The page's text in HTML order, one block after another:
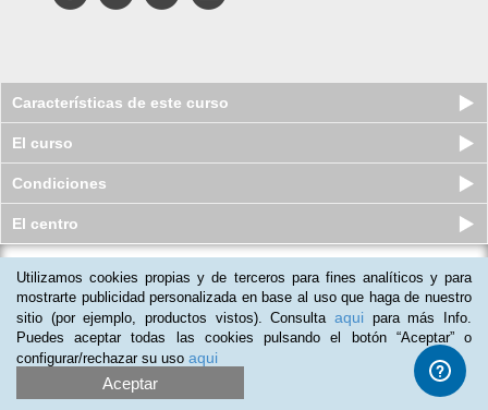
Características de este curso
El curso
Condiciones
El centro
Pack de 3 Cursos en línea (Online):
Especial Detective Privado...
Plazas agotadas
$ 2,899mxn $719mxn
( 1)
Utilizamos cookies propias y de terceros para fines analíticos y para
mostrarte publicidad personalizada en base al uso que haga de nuestro
sitio (por ejemplo, productos vistos). Consulta aqui para más Info.
Puedes aceptar todas las cookies pulsando el botón “Aceptar” o
configurar/rechazar su uso aqui
Aceptar